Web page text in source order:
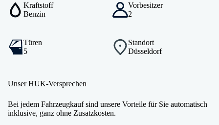
Kraftstoff
Benzin
Vorbesitzer
2
Türen
5
Standort
Düsseldorf
Unser HUK-Versprechen
Bei jedem Fahrzeugkauf sind unsere Vorteile für Sie automatisch
inklusive, ganz ohne Zusatzkosten.